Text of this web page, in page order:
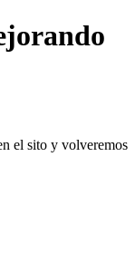
el sito y volveremos